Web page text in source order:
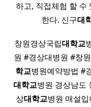
하고, 직접체험 할 수
한다. 신구대
창원경상국립대학교
원 #경상대병원 #창
학교병원예약방법 #
대학교병원 경상남도
상대학교병원 매설